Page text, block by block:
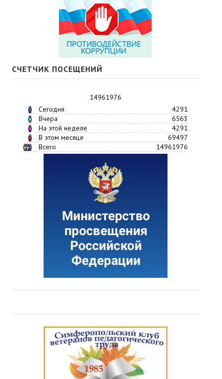
СЧЕТЧИК ПОСЕЩЕНИЙ
14961976
Сегодня
4291
Вчера
6563
На этой неделе
4291
В этом месяце
69497
Всего
14961976